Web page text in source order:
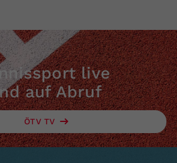
live
auf Abruf
ÖTV TV